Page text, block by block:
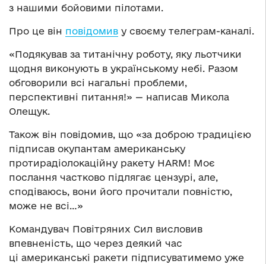
з нашими бойовими пілотами.
Про це він повідомив у своєму телеграм-каналі.
«Подякував за титанічну роботу, яку льотчики
щодня виконують в українському небі. Разом
обговорили всі нагальні проблеми,
перспективні питання!» — написав Микола
Олещук.
Також він повідомив, що «за доброю традицією
підписав окупантам американську
протирадіолокаційну ракету HARM! Моє
послання частково підлягає цензурі, але,
сподіваюсь, вони його прочитали повністю,
може не всі…»
Командувач Повітряних Сил висловив
впевненість, що через деякий час
ці американські ракети підписуватимемо уже